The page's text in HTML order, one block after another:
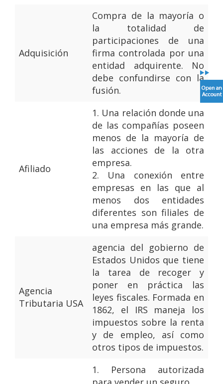
Adquisición
Compra de la mayoría o
la totalidad de
participaciones de una
firma controlada por una
entidad adquirente. No
debe confundirse con la
fusión.
Afiliado
1. Una relación donde una
de las compañías poseen
menos de la mayoría de
las acciones de la otra
empresa.
2. Una conexión entre
empresas en las que al
menos dos entidades
diferentes son filiales de
una empresa más grande.
Agencia
Tributaria USA
agencia del gobierno de
Estados Unidos que tiene
la tarea de recoger y
poner en práctica las
leyes fiscales. Formada en
1862, el IRS maneja los
impuestos sobre la renta
y de empleo, así como
otros tipos de impuestos.
1. Persona autorizada